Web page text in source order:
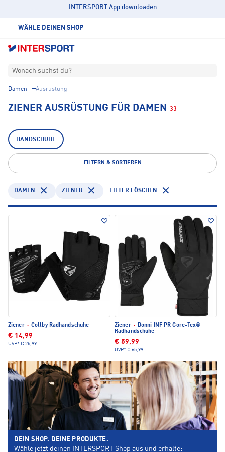
INTERSPORT App downloaden
WÄHLE DEINEN SHOP
Wonach suchst du?
Damen Ausrüstung
ZIENER AUSRÜSTUNG FÜR DAMEN 33
HANDSCHUHE
FILTERN & SORTIEREN
DAMEN ZIENER FILTER LÖSCHEN
Ziener · Collby Radhandschuhe
€ 14,99
UVP* € 25,99
Ziener ·
Donni INF PR Gore-Tex®
Radhandschuhe
€ 59,99
UVP* € 65,99
DEIN SHOP. DEINE PRODUKTE.
Wähle jetzt deinen INTERSPORT Shop aus und erhalte: